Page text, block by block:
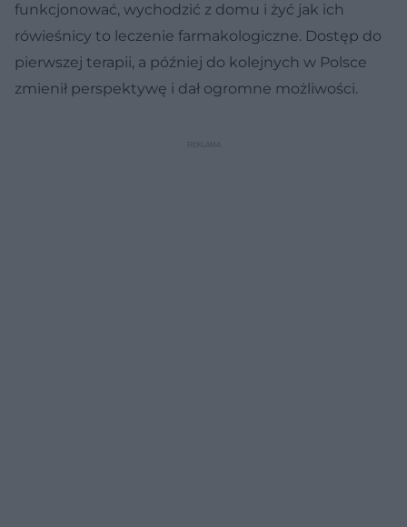
funkcjonować, wychodzić z domu i żyć jak ich
rówieśnicy to leczenie farmakologiczne. Dostęp do
pierwszej terapii, a później do kolejnych w Polsce
zmienił perspektywę i dał ogromne możliwości.